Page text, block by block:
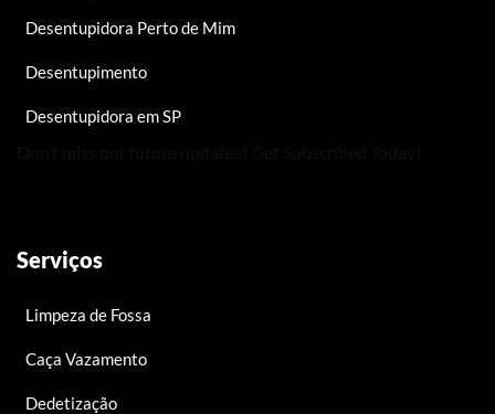
Desentupidora Perto de Mim
Desentupimento
Desentupidora em SP
Serviços
Limpeza de Fossa
Caça Vazamento
Dedetização